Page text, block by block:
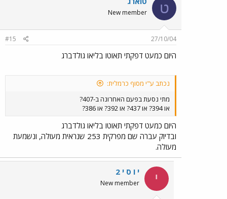
ט New member
27/10/04
#15
היום כמעט דפקתי תאוטו בליאו גולדברג
נכתב ע"י מסוף כרמלית:
מתי נסעת בפעם האחרונה ב-407?
או 394? או 437? או 392? או 386?
היום כמעט דפקתי תאוטו בליאו גולדברג
ובדיוק עברה שם מפרקית 253 שנראית מעולה, ונשמעת
מעולה.
י י ו ס י 2
New member